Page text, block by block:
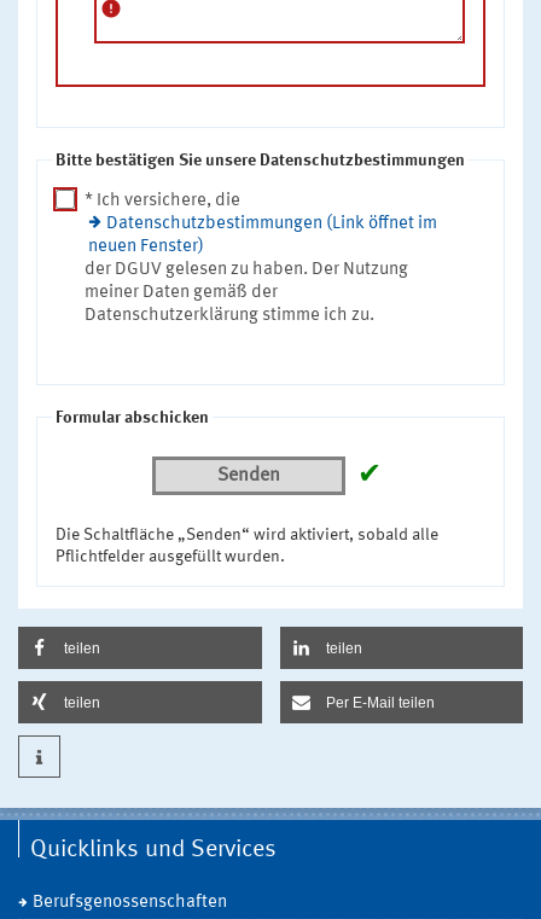
error
Bitte bestätigen Sie unsere Datenschutzbestimmungen
* Ich versichere, die
Datenschutzbestimmungen (Link öffnet im
neuen Fenster)
der DGUV gelesen zu haben. Der Nutzung
meiner Daten gemäß der
Datenschutzerklärung stimme ich zu.
Formular abschicken
Senden ✔
Die Schaltfläche „Senden“ wird aktiviert, sobald alle
Pflichtfelder ausgefüllt wurden.
teilen teilen
teilen Per E-Mail teilen
Quicklinks und Services
Berufsgenossenschaften